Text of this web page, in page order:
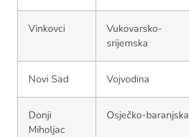
Vinkovci
Vukovarsko-
srijemska
Novi Sad Vojvodina
Donji
Miholjac
Osječko-baranjska